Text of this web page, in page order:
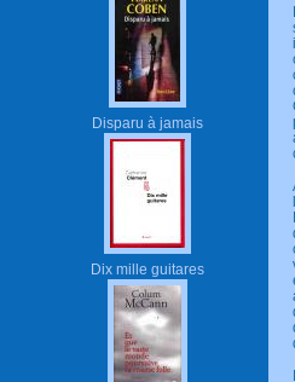
Disparu à jamais
Dix mille guitares